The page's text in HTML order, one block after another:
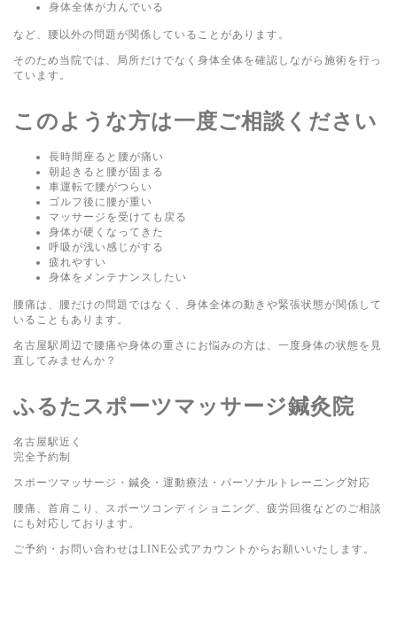
身体全体が力んでいる
など、腰以外の問題が関係していることがあります。
そのため当院では、局所だけでなく身体全体を確認しながら施術を行っ
ています。
このような方は一度ご相談ください
長時間座ると腰が痛い
朝起きると腰が固まる
車運転で腰がつらい
ゴルフ後に腰が重い
マッサージを受けても戻る
身体が硬くなってきた
呼吸が浅い感じがする
疲れやすい
身体をメンテナンスしたい
腰痛は、腰だけの問題ではなく、身体全体の動きや緊張状態が関係して
いることもあります。
名古屋駅周辺で腰痛や身体の重さにお悩みの方は、一度身体の状態を見
直してみませんか？
ふるたスポーツマッサージ鍼灸院
名古屋駅近く
完全予約制
スポーツマッサージ・鍼灸・運動療法・パーソナルトレーニング対応
腰痛、首肩こり、スポーツコンディショニング、疲労回復などのご相談
にも対応しております。
ご予約・お問い合わせはLINE公式アカウントからお願いいたします。